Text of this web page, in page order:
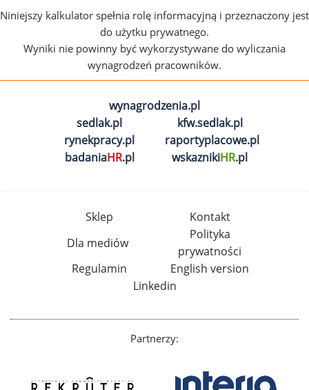
Niniejszy kalkulator spełnia rolę informacyjną i przeznaczony jest
do użytku prywatnego.
Wyniki nie powinny być wykorzystywane do wyliczania
wynagrodzeń pracowników.
wynagrodzenia.pl
sedlak.pl
kfw.sedlak.pl
rynekpracy.pl
raportyplacowe.pl
badaniaHR.pl wskaznikiHR.pl
Sklep
Kontakt
Dla mediów
Polityka
prywatności
Regulamin
English version
Linkedin
Partnerzy: